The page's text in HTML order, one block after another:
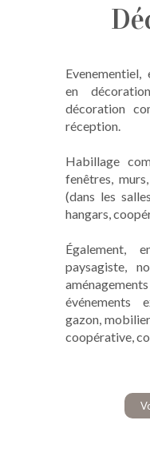
en
décoration
réception.
Habillage
fenêtres,
(dans les
hangars,
Également,
paysagiste,
événements
gazon,
coopérative,